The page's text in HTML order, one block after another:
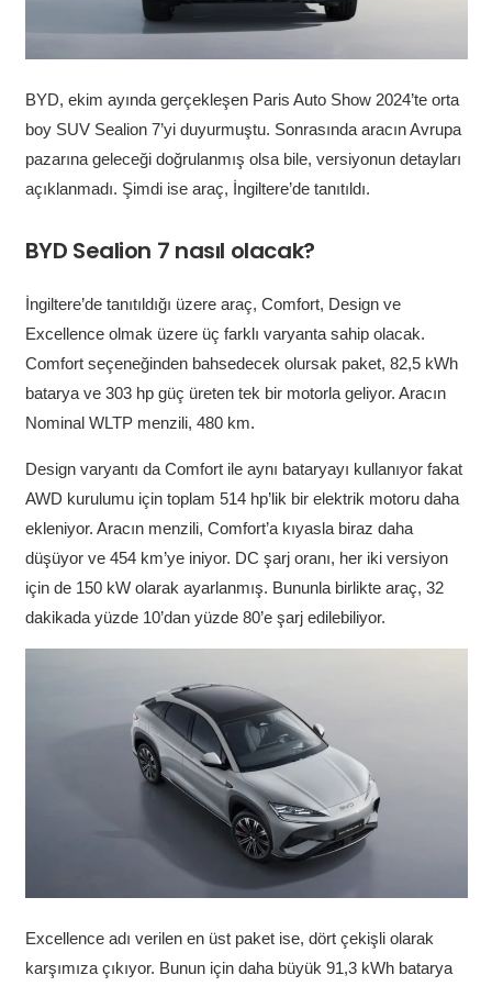
BYD, ekim ayında gerçekleşen Paris Auto Show 2024’te orta
boy SUV Sealion 7’yi duyurmuştu. Sonrasında aracın Avrupa
pazarına geleceği doğrulanmış olsa bile, versiyonun detayları
açıklanmadı. Şimdi ise araç, İngiltere’de tanıtıldı.
BYD Sealion 7 nasıl olacak?
İngiltere’de tanıtıldığı üzere araç, Comfort, Design ve
Excellence olmak üzere üç farklı varyanta sahip olacak.
Comfort seçeneğinden bahsedecek olursak paket, 82,5 kWh
batarya ve 303 hp güç üreten tek bir motorla geliyor. Aracın
Nominal WLTP menzili, 480 km.
Design varyantı da Comfort ile aynı bataryayı kullanıyor fakat
AWD kurulumu için toplam 514 hp’lik bir elektrik motoru daha
ekleniyor. Aracın menzili, Comfort’a kıyasla biraz daha
düşüyor ve 454 km’ye iniyor. DC şarj oranı, her iki versiyon
için de 150 kW olarak ayarlanmış. Bununla birlikte araç, 32
dakikada yüzde 10’dan yüzde 80’e şarj edilebiliyor.
Excellence adı verilen en üst paket ise, dört çekişli olarak
karşımıza çıkıyor. Bunun için daha büyük 91,3 kWh batarya